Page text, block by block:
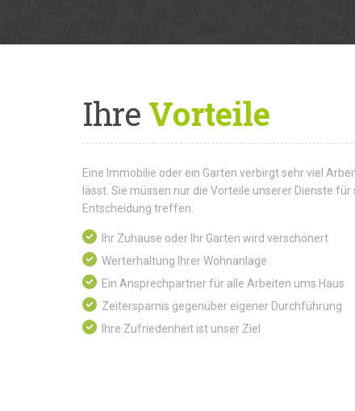
IhreVorteile
Eine Immobilie oder ein Garten verbirgt sehr viel
lässt. Sie müssen nur die Vorteile unserer Dienste
Entscheidung treffen.
Ihr Zuhause oder Ihr Garten wird verschönert
Werterhaltung Ihrer Wohnanlage
Ein Ansprechpartner für alle Arbeiten ums Haus
Zeitersparnis gegenüber eigener Durchführung
Ihre Zufriedenheit ist unser Ziel